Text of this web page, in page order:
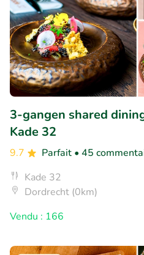
3-gangen shared
Kade 32
9.7 Parfait • 45
Kade 32
Dordrecht (0km)
Vendu : 166